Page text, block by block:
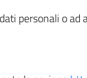
personali o